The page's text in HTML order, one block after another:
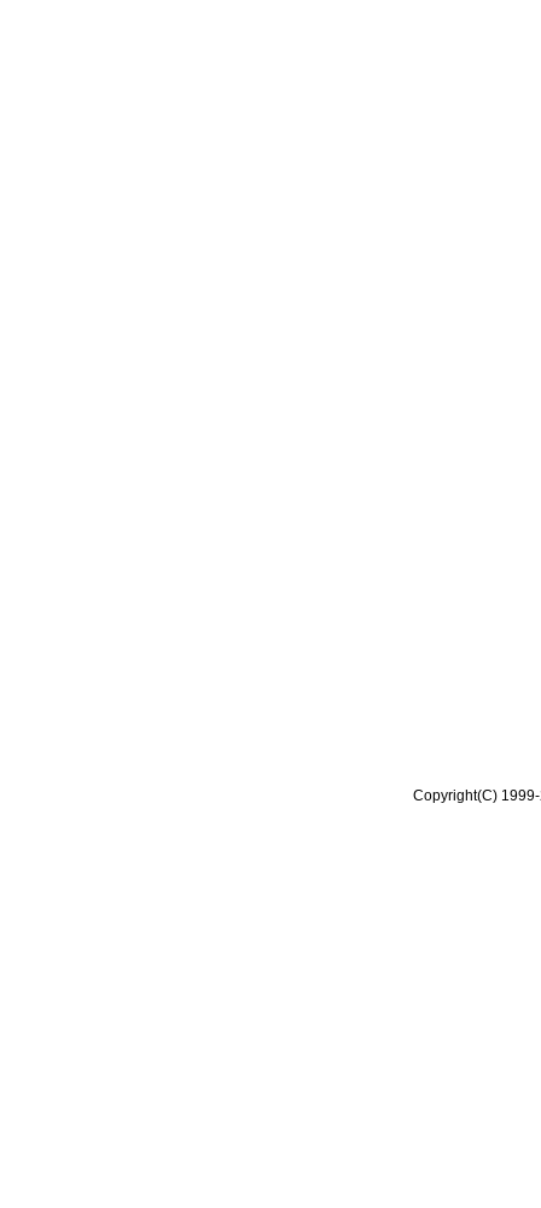
Copyright(C)